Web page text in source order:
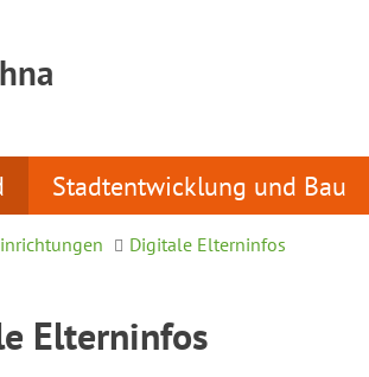
Stadtentwicklung und Bau
Digitale Elterninfos
Elterninfos